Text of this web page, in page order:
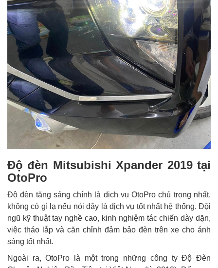
Độ đèn Mitsubishi Xpander 2019 tại
OtoPro
Độ đèn tăng sáng chính là dịch vụ OtoPro chú trọng nhất,
không có gì lạ nếu nói đây là dịch vụ tốt nhất hệ thống. Đội
ngũ kỹ thuật tay nghề cao, kinh nghiệm tác chiến dày dặn,
việc tháo lắp và căn chỉnh đảm bảo đèn trên xe cho ánh
sáng tốt nhất.
Ngoài ra, OtoPro là một trong những công ty Độ Đèn